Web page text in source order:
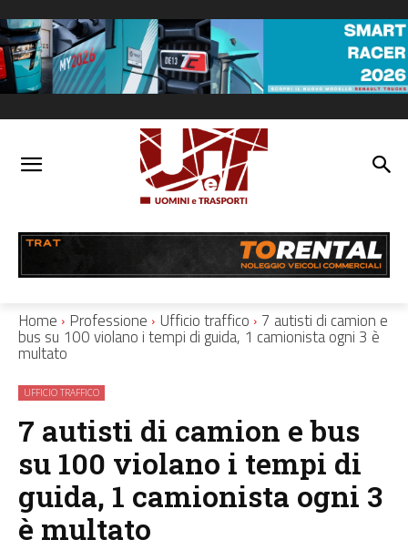
Home Professione Ufficio traffico 7 autisti di camion e
bus su 100 violano i tempi di guida, 1 camionista ogni 3 è
multato
UFFICIO TRAFFICO
7 autisti di camion e bus
su 100 violano i tempi di
guida, 1 camionista ogni 3
è multato